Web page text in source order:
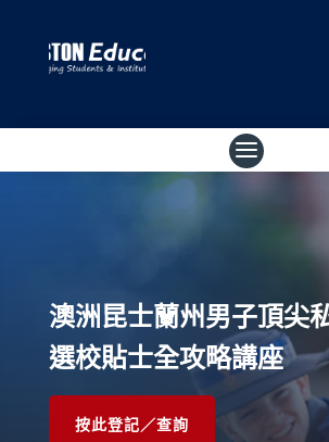
澳洲 昆士蘭州男子頂尖
選校貼士全攻略講座
按此登記／查詢